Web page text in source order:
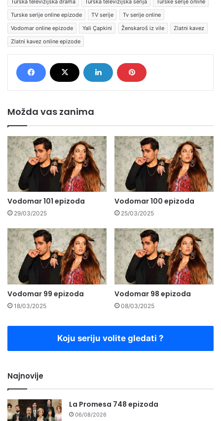
Turska televizijska drama Turska televizijska serija
Turske serije online
Turske serije online epizode
TV serije
Tv serije online
Vodomar online epizode
Yali Çapkini Ženskaroš iz vile
Zlatni kavez
Zlatni kavez online epizode
Možda vas zanima
Vodomar 101 epizoda
29/03/2025
Vodomar 100 epizoda
25/03/2025
Vodomar 99 epizoda
18/03/2025
Vodomar 98 epizoda
08/03/2025
Koju seriju volite gledati ?
Najnovije
La Promesa 748 epizoda
06/08/2026